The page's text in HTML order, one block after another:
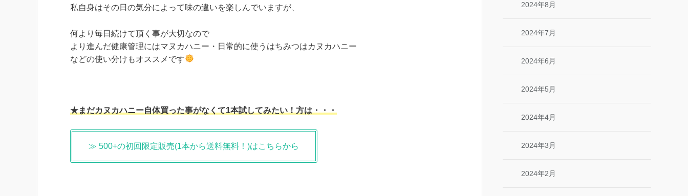
私自身はその日の気分によって味の違いを楽しんでいますが、
何より毎日続けて頂く事が大切なので
より進んだ健康管理にはマヌカハニー・日常的に使うはちみつはカヌカハニー
などの使い分けもオススメです
★まだカヌカハニー自体買った事がなくて1本試してみたい！方は・・・
≫ 500+の初回限定販売(1本から送料無料！)はこちらから
2024年8月
2024年7月
2024年6月
2024年5月
2024年4月
2024年3月
2024年2月